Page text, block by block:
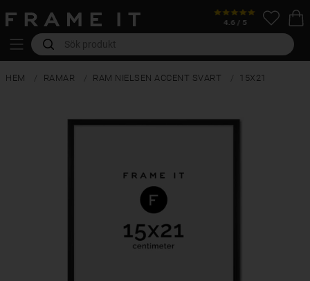
HEM RAMAR RAM NIELSEN ACCENT SVART 15X21